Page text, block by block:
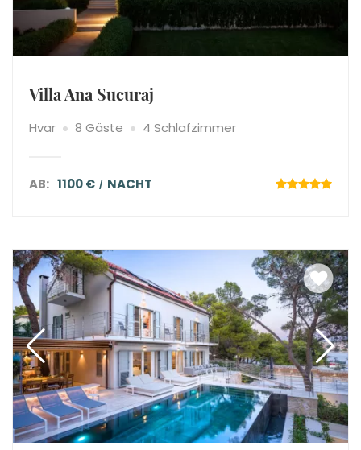
Villa Ana Sucuraj
Hvar 8 Gäste 4 Schlafzimmer
AB: 1100 € NACHT